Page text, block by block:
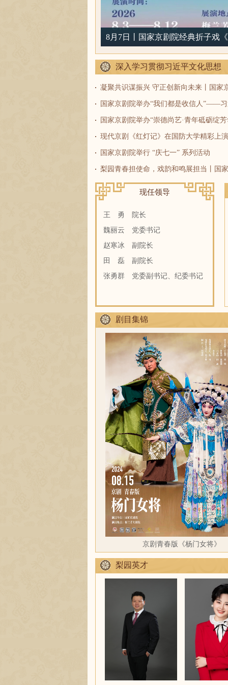
8月7日丨国家京剧院经典折子戏
深入学习贯彻习近平文化思想
现代京剧《红灯记》在国防大学精彩上演
国家京剧院举行 “庆七一” 系列活动
现任领导
王 勇
院长
魏丽云
党委书记
赵寒冰
副院长
田 磊
副院长
张勇群
党委副书记、纪委书记
剧目集锦
京剧青春版《杨门女将》
梨园英才